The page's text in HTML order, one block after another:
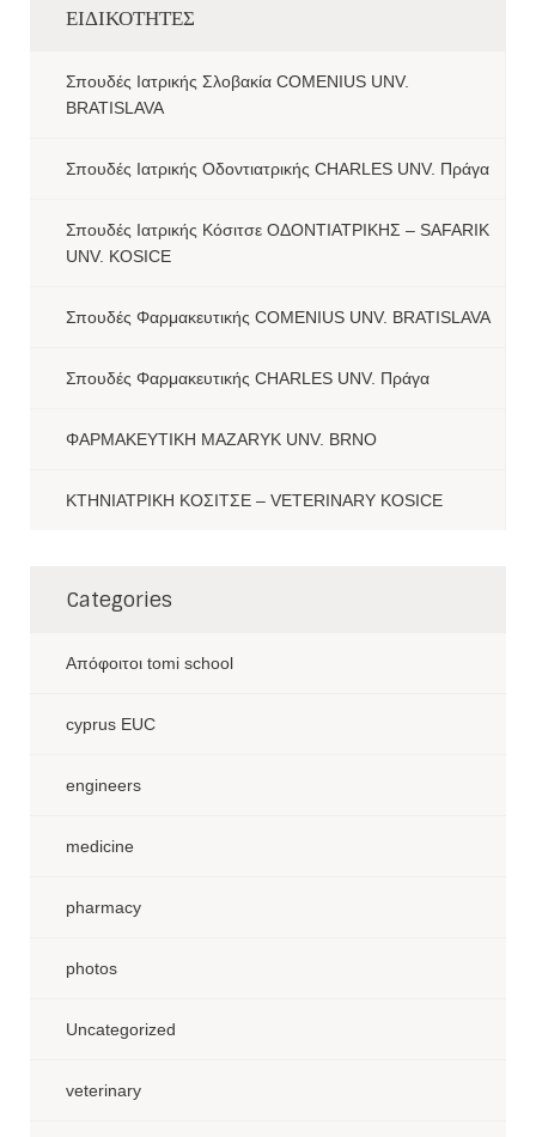
ΕΙΔΙΚΟΤΗΤΕΣ
Σπουδές Ιατρικής Σλοβακία COMENIUS UNV.
BRATISLAVA
Σπουδές Ιατρικής Οδοντιατρικής CHARLES UNV. Πράγα
Σπουδές Ιατρικής Κόσιτσε ΟΔΟΝΤΙΑΤΡΙΚΗΣ – SAFARIK
UNV. KOSICE
Σπουδές Φαρμακευτικής COMENIUS UNV. BRATISLAVA
Σπουδές Φαρμακευτικής CHARLES UNV. Πράγα
ΦΑΡΜΑΚΕΥΤΙΚΗ MAZARYK UNV. BRNO
ΚΤΗΝΙΑΤΡΙΚΗ ΚΟΣΙΤΣΕ – VETERINARY KOSICE
Categories
Aπόφοιτοι tomi school
cyprus EUC
engineers
medicine
pharmacy
photos
Uncategorized
veterinary